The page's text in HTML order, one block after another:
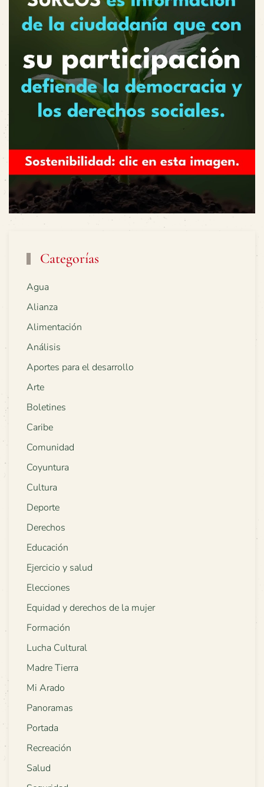
Categorías
Agua
Alianza
Alimentación
Análisis
Aportes para el desarrollo
Arte
Boletines
Caribe
Comunidad
Coyuntura
Cultura
Deporte
Derechos
Educación
Ejercicio y salud
Elecciones
Equidad y derechos de la mujer
Formación
Lucha Cultural
Madre Tierra
Mi Arado
Panoramas
Portada
Recreación
Salud